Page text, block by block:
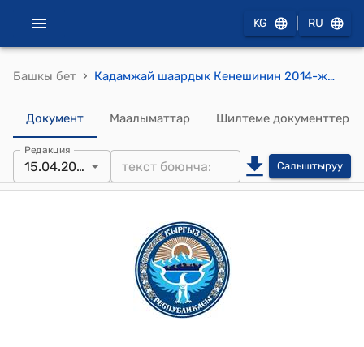
KG RU
Башкы бет › Кадамжай шаардык Кенешинин 2014-жылдын 15-апрелиндеги №22/3 "Кадамжай шаардык Кенешинин 2014-жылга тузулгон иш планын бекитуу жонундо." токтому
Документ Маалыматтар Шилтеме документтер
Редакция
15.04.2014 Салыштыруу